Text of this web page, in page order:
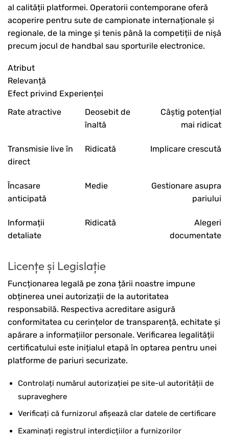
al calității platformei. Operatorii contemporane oferă
acoperire pentru sute de campionate internaționale și
regionale, de la minge și tenis până la competiții de nișă
precum jocul de handbal sau sporturile electronice.
Atribut
Relevanță
Efect privind Experienței
Rate atractive
Deosebit de
înaltă
Câștig potențial
mai ridicat
Transmisie live în
direct
Ridicată Implicare crescută
Încasare
anticipată
Medie
Gestionare asupra
pariului
Informații
detaliate
Ridicată
Alegeri
documentate
Licențe și Legislație
Funcționarea legală pe zona țării noastre impune
obținerea unei autorizații de la autoritatea
responsabilă. Respectiva acreditare asigură
conformitatea cu cerințelor de transparență, echitate și
apărare a informațiilor personale. Verificarea legalității
certificatului este inițialul etapă în optarea pentru unei
platforme de pariuri securizate.
Controlați numărul autorizației pe site-ul autorității de
supraveghere
Verificați că furnizorul afișează clar datele de certificare
Examinați registrul interdicțiilor a furnizorilor